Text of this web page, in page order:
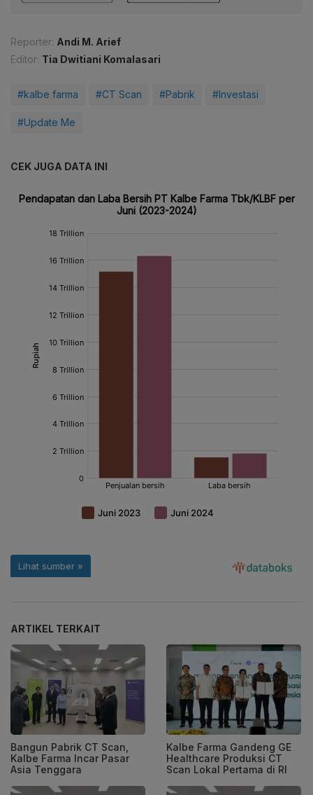
Reporter: Andi M. Arief
Editor: Tia Dwitiani Komalasari
#kalbe farma #CT Scan #Pabrik #Investasi
#Update Me
CEK JUGA DATA INI
ARTIKEL TERKAIT
Bangun Pabrik CT Scan,
Kalbe Farma Incar Pasar
Asia Tenggara
Kalbe Farma Gandeng GE
Healthcare Produksi CT
Scan Lokal Pertama di RI